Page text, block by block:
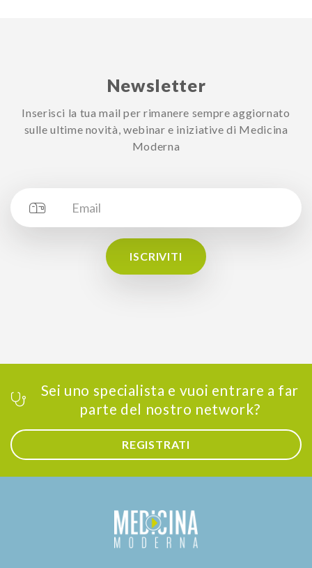
Newsletter
Inserisci la tua mail per rimanere sempre aggiornato
sulle ultime novità, webinar e iniziative di Medicina
Moderna
ISCRIVITI
Sei uno specialista e vuoi entrare a far
parte del nostro network?
REGISTRATI